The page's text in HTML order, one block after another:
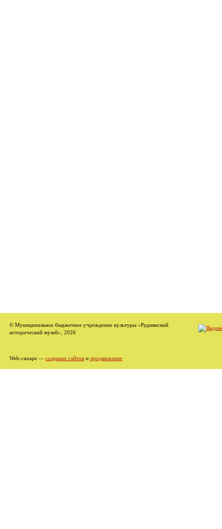
© Муниципальное бюджетное учреждение культуры «Руднянский
исторический музей», 2026
Web-canape — создание сайтов и продвижение